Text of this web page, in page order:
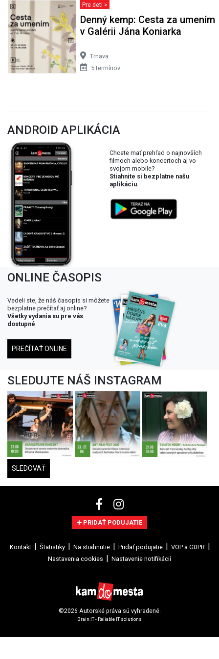
Pre deti >
Denný kemp: Cesta za umením
v Galérii Jána Koniarka
Trnava
5 termínov
ANDROID APLIKÁCIA
Chcete mať prehľad o najnovších
filmoch alebo koncertoch aj vo
svojom mobile?
Stiahnite si bezplatne našu
aplikáciu.
ONLINE ČASOPIS
Vedeli ste, že náš časopis si môžete
bezplatne prečítať aj online?
Všetky vydania su pre vás
dostupné
PREČÍTAŤ ONLINE
SLEDUJTE NÁŠ INSTAGRAM
SLEDOVAŤ
PRIDAŤ PODUJATIE
Kontakt Štatistiky Na stiahnutie Pridať podujatie
VOP a GDPR
Nastavenia cookies
Nastavenie notifikácií
©2026 Autorské práva sú vyhradené.
Brain:IT - Reliable IT solutions